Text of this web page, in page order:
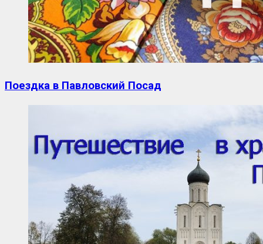
Поездка в Павловский Посад